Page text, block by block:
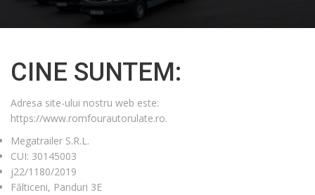
CINE SUNTEM:
Adresa site-ului nostru web este:
https://www.romfourautorulate.ro.
Megatrailer S.R.L.
CUI: 30145003
j22/1180/2019
Fălticeni, Panduri 3E